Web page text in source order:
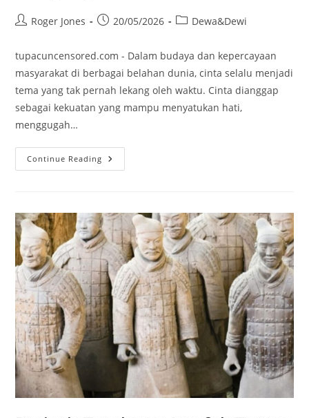
PostRoger Jones
Post20/05/2026
PostDewa&Dewi
tupacuncensored.com - Dalam budaya dan kepercayaan
masyarakat di berbagai belahan dunia, cinta selalu menjadi
tema yang tak pernah lekang oleh waktu. Cinta dianggap
sebagai kekuatan yang mampu menyatukan hati,
menggugah…
Continue Reading Dewa
Asmara:
Kisah
Romantis